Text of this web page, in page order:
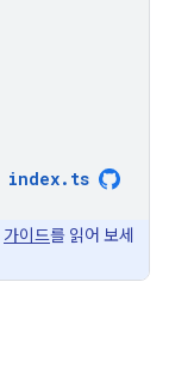
index. ts
가이드를 읽어 보세